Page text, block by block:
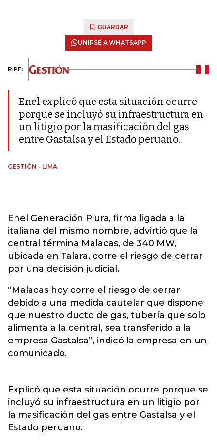
GUARDAR
UNIRSE A WHATSAPP
RIPE:
Enel explicó que esta situación ocurre
porque se incluyó su infraestructura en
un litigio por la masificación del gas
entre Gastalsa y el Estado peruano.
GESTIÓN - LIMA
Enel Generación Piura, firma ligada a la
italiana del mismo nombre, advirtió que la
central términa Malacas, de 340 MW,
ubicada en Talara, corre el riesgo de cerrar
por una decisión judicial.
“Malacas hoy corre el riesgo de cerrar
debido a una medida cautelar que dispone
que nuestro ducto de gas, tubería que solo
alimenta a la central, sea transferido a la
empresa Gastalsa”, indicó la empresa en un
comunicado.
Explicó que esta situación ocurre porque se
incluyó su infraestructura en un litigio por
la masificación del gas entre Gastalsa y el
Estado peruano.